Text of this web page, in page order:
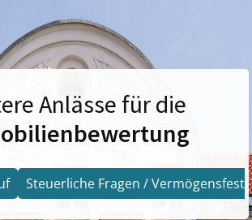
Anlässe für die
Steuerliche Fragen /